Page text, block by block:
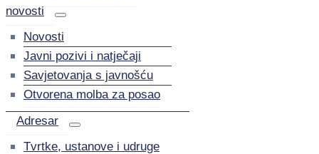
novosti
Novosti
Javni pozivi i natječaji
Savjetovanja s javnošću
Otvorena molba za posao
Adresar
Tvrtke, ustanove i udruge